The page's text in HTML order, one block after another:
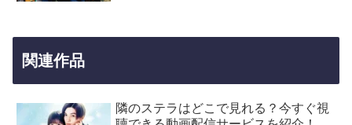
関連作品
隣のステラはどこで見れる？今すぐ視